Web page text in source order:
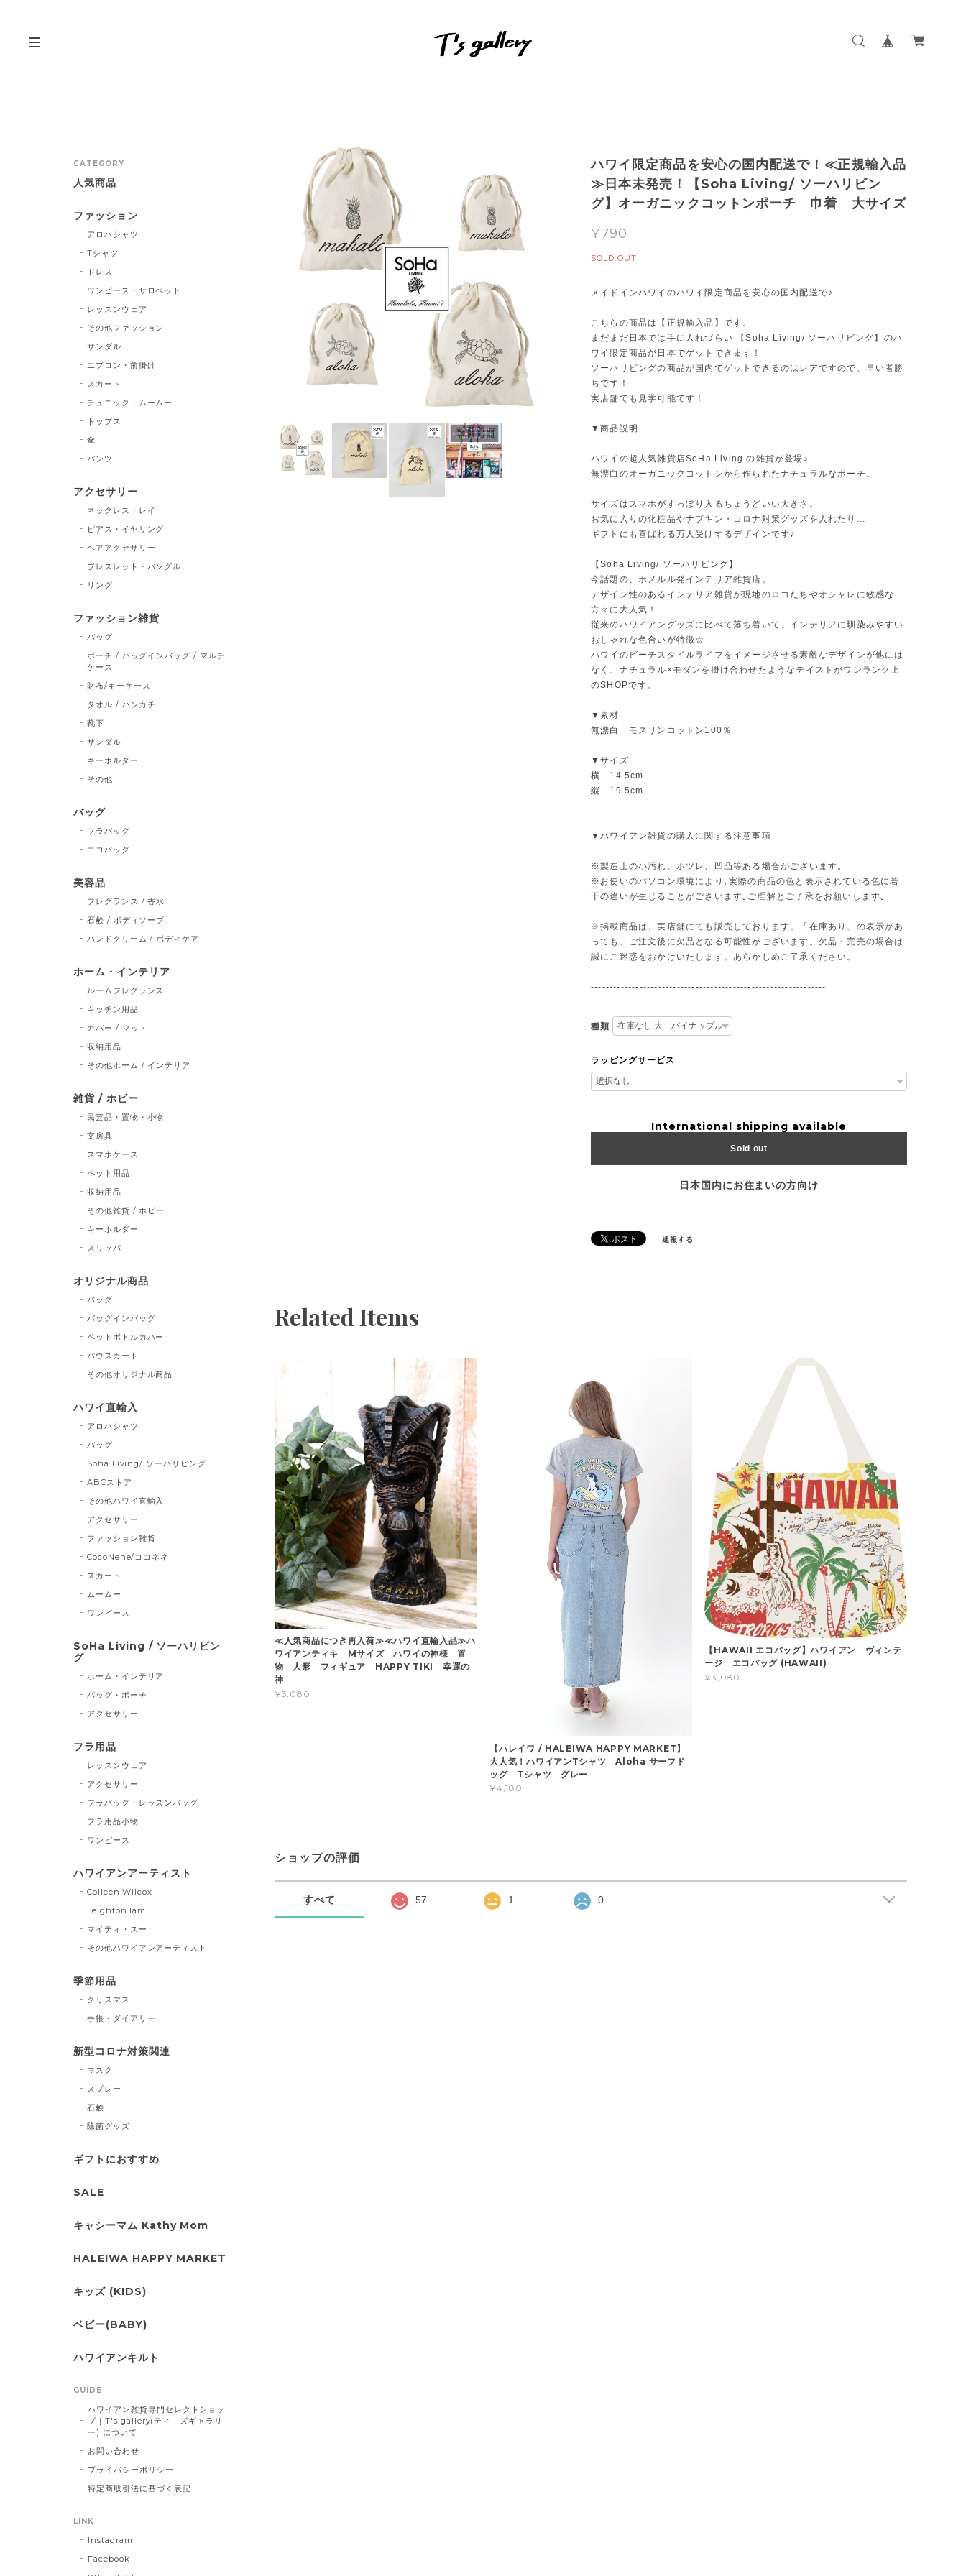
ハワイ限定商品を安心の国内配送で！≪正規輸入品
≫日本未発売！【Soha Living/ ソーハリビン
グ】オーガニックコットンポーチ 巾着 大サイズ
¥790
SOLD OUT
メイドインハワイのハワイ限定商品を安心の国内配送で♪
こちらの商品は【正規輸入品】です。
まだまだ日本では手に入れづらい 【Soha Living/ ソーハリビング】のハ
ワイ限定商品が日本でゲットできます！
ソーハリビングの商品が国内でゲットできるのはレアですので、早い者勝
ちです！
実店舗でも見学可能です！
▼商品説明
ハワイの超人気雑貨店SoHa Living の雑貨が登場♪
無漂白のオーガニックコットンから作られたナチュラルなポーチ。
サイズはスマホがすっぽり入るちょうどいい大きさ。
お気に入りの化粧品やナプキン・コロナ対策グッズを入れたり…
ギフトにも喜ばれる万人受けするデザインです♪
【Soha Living/ ソーハリビング】
今話題の、ホノルル発インテリア雑貨店。
デザイン性のあるインテリア雑貨が現地のロコたちやオシャレに敏感な
方々に大人気！
従来のハワイアングッズに比べて落ち着いて、インテリアに馴染みやすい
おしゃれな色合いが特徴☆
ハワイのビーチスタイルライフをイメージさせる素敵なデザインが他には
なく、ナチュラル×モダンを掛け合わせたようなテイストがワンランク上
のSHOPです。
▼素材
無漂白 モスリンコットン100％
▼サイズ
横 14.5cm
縦 19.5cm
---------------------------------------------------------------
▼ハワイアン雑貨の購入に関する注意事項
※製造上の小汚れ、ホツレ、凹凸等ある場合がございます。
※お使いのパソコン環境により､実際の商品の色と表示されている色に若
干の違いが生じることがございます｡ご理解とご了承をお願いします｡
※掲載商品は、実店舗にても販売しております。「在庫あり」の表示があ
っても、ご注文後に欠品となる可能性がございます。欠品・完売の場合は
誠にご迷惑をおかけいたします。あらかじめご了承ください。
---------------------------------------------------------------
種類
ラッピングサービス
International shipping available
Sold out
日本国内にお住まいの方向け
通報する
Related Items
≪人気商品につき再入荷≫≪ハワイ直輸入品≫ハ
ワイアンティキ Mサイズ ハワイの神様 置
物 人形 フィギュア HAPPY TIKI 幸運の
神
¥3,080
【ハレイワ / HALEIWA HAPPY MARKET】
大人気！ハワイアンTシャツ Aloha サーフド
ッグ Tシャツ グレー
¥4,180
【HAWAII エコバッグ】ハワイアン ヴィンテ
ージ エコバッグ (HAWAII)
¥3,080
ショップの評価
すべて 57 1 0
CATEGORY
人気商品
ファッション
アロハシャツ
Tシャツ
ドレス
ワンピース・サロペット
レッスンウェア
その他ファッション
サンダル
エプロン・前掛け
スカート
チュニック・ムームー
トップス
傘
パンツ
アクセサリー
ネックレス・レイ
ピアス・イヤリング
ヘアアクセサリー
ブレスレット・バングル
リング
ファッション雑貨
バッグ
ポーチ / バッグインバッグ / マルチ
ケース
財布/キーケース
タオル / ハンカチ
靴下
サンダル
キーホルダー
その他
バッグ
フラバッグ
エコバッグ
美容品
フレグランス / 香水
石鹸 / ボディソープ
ハンドクリーム / ボディケア
ホーム・インテリア
ルームフレグランス
キッチン用品
カバー / マット
収納用品
その他ホーム / インテリア
雑貨 / ホビー
民芸品・置物・小物
文房具
スマホケース
ペット用品
収納用品
その他雑貨 / ホビー
キーホルダー
スリッパ
オリジナル商品
バッグ
バッグインバッグ
ペットボトルカバー
パウスカート
その他オリジナル商品
ハワイ直輸入
アロハシャツ
バッグ
Soha Living/ ソーハリビング
ABCストア
その他ハワイ直輸入
アクセサリー
ファッション雑貨
CocoNene/ココネネ
スカート
ムームー
ワンピース
SoHa Living / ソーハリビン
グ
ホーム・インテリア
バッグ・ポーチ
アクセサリー
フラ用品
レッスンウェア
アクセサリー
フラバッグ・レッスンバッグ
フラ用品小物
ワンピース
ハワイアンアーティスト
Colleen Wilcox
Leighton lam
マイティ・スー
その他ハワイアンアーティスト
季節用品
クリスマス
手帳・ダイアリー
新型コロナ対策関連
マスク
スプレー
石鹸
除菌グッズ
ギフトにおすすめ
SALE
キャシーマム Kathy Mom
HALEIWA HAPPY MARKET
キッズ (KIDS)
ベビー(BABY)
ハワイアンキルト
GUIDE
ハワイアン雑貨専門セレクトショッ
プ｜T's gallery(ティ―ズギャラリ
ー) について
お問い合わせ
プライバシーポリシー
特定商取引法に基づく表記
LINK
Instagram
Facebook